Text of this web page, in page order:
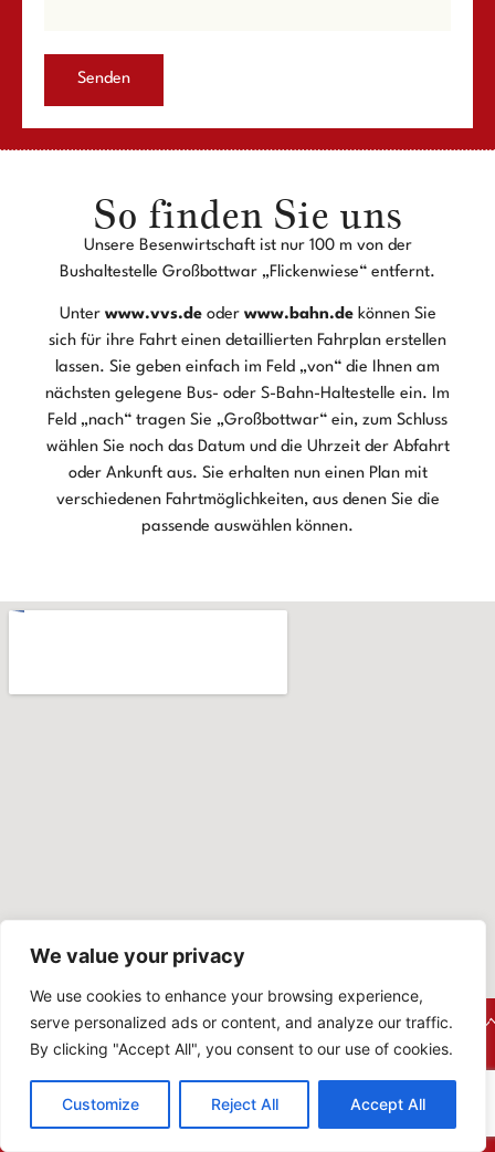
We value your privacy
We use cookies to enhance your browsing experience,
serve personalized ads or content, and analyze our traffic.
By clicking "Accept All", you consent to our use of cookies.
Customize Reject All Accept All
Senden
So finden Sie uns​​
Unsere Besenwirtschaft ist nur 100 m von der
Bushaltestelle Großbottwar „Flickenwiese“ entfernt.
Unter www.vvs.deoder www.bahn.dekönnen Sie
sich für ihre Fahrt einen detaillierten Fahrplan erstellen
lassen. Sie geben einfach im Feld „von“ die Ihnen am
nächsten gelegene Bus- oder S-Bahn-Haltestelle ein. Im
Feld „nach“ tragen Sie „Großbottwar“ ein, zum Schluss
wählen Sie noch das Datum und die Uhrzeit der Abfahrt
oder Ankunft aus. Sie erhalten nun einen Plan mit
verschiedenen Fahrtmöglichkeiten, aus denen Sie die
passende auswählen können.